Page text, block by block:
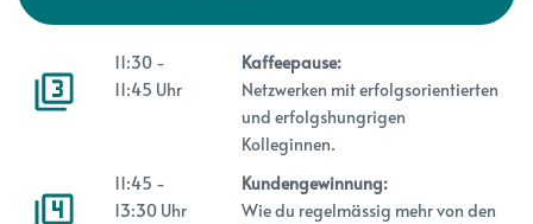
11:30 -
11:45 Uhr
Kaffeepause:
Netzwerken mit erfolgsorientierten
und erfolgshungrigen
Kolleginnen.
11:45 -
13:30 Uhr
Kundengewinnung:
Wie du regelmässig mehr von den